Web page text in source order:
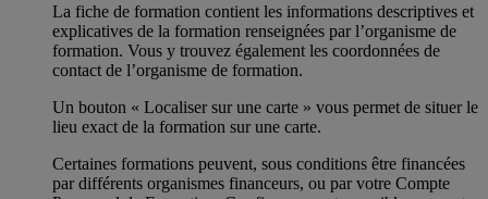
La fiche de formation contient les informations descriptives et
explicatives de la formation renseignées par l’organisme de
formation. Vous y trouvez également les coordonnées de
contact de l’organisme de formation.
Un bouton « Localiser sur une carte » vous permet de situer le
lieu exact de la formation sur une carte.
Certaines formations peuvent, sous conditions être financées
par différents organismes financeurs, ou par votre Compte